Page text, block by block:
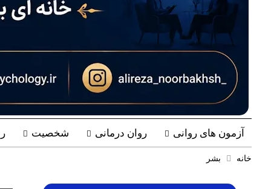
آزمون های روانی روان درمانی شخصیت
خانه بشر